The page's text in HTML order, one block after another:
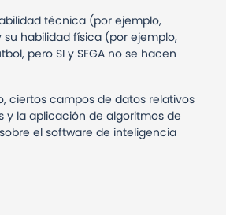
técnica (por ejemplo,
habilidad física (por ejemplo,
pero SI y SEGA no se hacen
ciertos campos de datos relativos
y la aplicación de algoritmos de
el software de inteligencia